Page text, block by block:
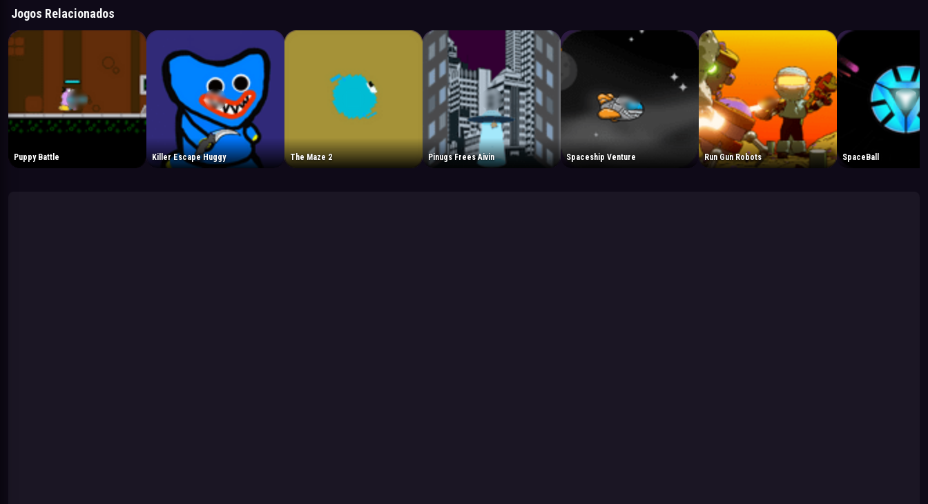
Jogos Relacionados
Puppy Battle Killer Escape Huggy The Maze 2 Pinugs Frees Aivin Spaceship Venture Run Gun Robots SpaceBall